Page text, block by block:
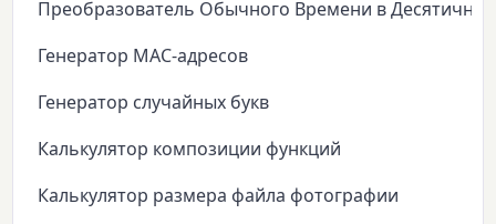
Преобразователь Обычного Времени в
Генератор MAC-адресов
Генератор случайных букв
Калькулятор композиции функций
Калькулятор размера файла фотографии